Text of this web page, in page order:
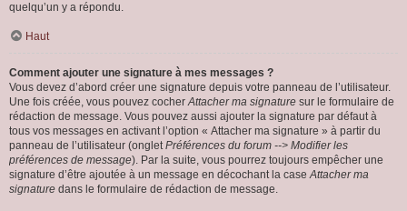
quelqu’un y a répondu.
Haut
Comment ajouter une signature à mes messages ?
Vous devez d’abord créer une signature depuis votre panneau de l’utilisateur.
Une fois créée, vous pouvez cocherAttacher ma signature sur le formulaire de
rédaction de message. Vous pouvez aussi ajouter la signature par défaut à
tous vos messages en activant l’option « Attacher ma signature » à partir du
panneau de l’utilisateur (ongletPréférences du forum --> Modifier les
préférences de message). Par la suite, vous pourrez toujours empêcher une
signature d’être ajoutée à un message en décochant la caseAttacher ma
signature dans le formulaire de rédaction de message.